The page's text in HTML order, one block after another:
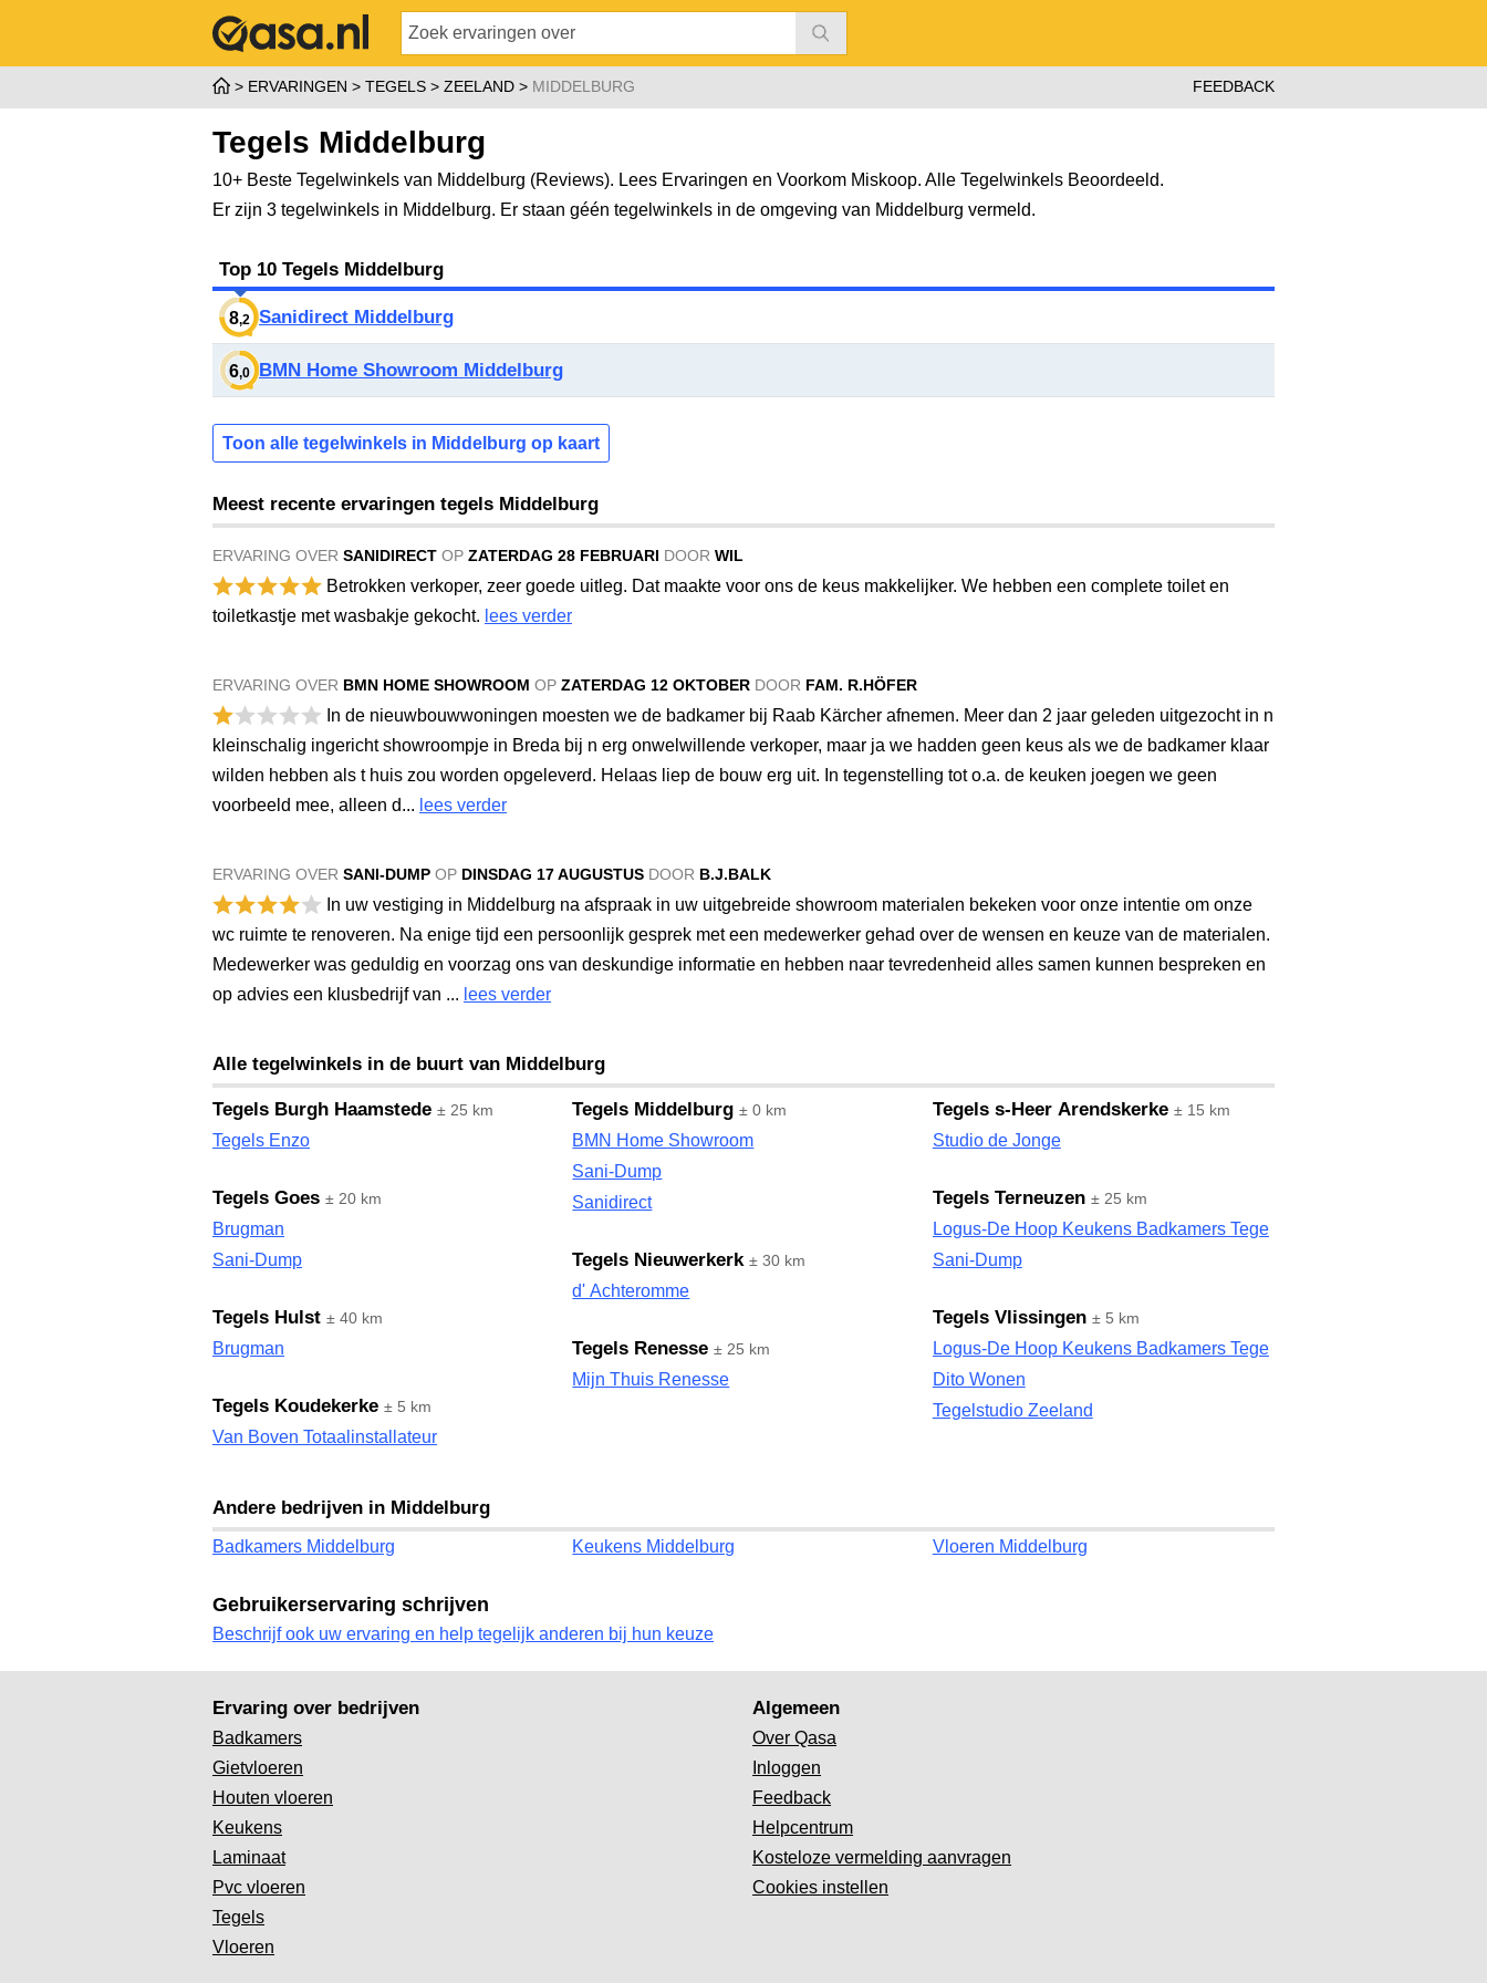
ERVARINGEN TEGELS ZEELAND MIDDELBURG FEEDBACK
Tegels Middelburg
10+ Beste Tegelwinkels van Middelburg (Reviews). Lees Ervaringen en Voorkom Miskoop. Alle Tegelwinkels Beoordeeld.
Er zijn 3 tegelwinkels in Middelburg. Er staan géén tegelwinkels in de omgeving van Middelburg vermeld.
Top 10 Tegels Middelburg
8,2 Sanidirect Middelburg
6,0 BMN Home Showroom Middelburg
Toon alle tegelwinkels in Middelburg op kaart
Meest recente ervaringen tegels Middelburg
ERVARING OVER SANIDIRECT OP ZATERDAG 28 FEBRUARI DOOR WIL
Betrokken verkoper, zeer goede uitleg. Dat maakte voor ons de keus makkelijker. We hebben een complete toilet en
toiletkastje met wasbakje gekocht. lees verder
ERVARING OVER BMN HOME SHOWROOM OP ZATERDAG 12 OKTOBER DOOR FAM. R.HÖFER
In de nieuwbouwwoningen moesten we de badkamer bij Raab Kärcher afnemen. Meer dan 2 jaar geleden uitgezocht in n
kleinschalig ingericht showroompje in Breda bij n erg onwelwillende verkoper, maar ja we hadden geen keus als we de badkamer klaar
wilden hebben als t huis zou worden opgeleverd. Helaas liep de bouw erg uit. In tegenstelling tot o.a. de keuken joegen we geen
voorbeeld mee, alleen d... lees verder
ERVARING OVER SANI-DUMP OP DINSDAG 17 AUGUSTUS DOOR B.J.BALK
In uw vestiging in Middelburg na afspraak in uw uitgebreide showroom materialen bekeken voor onze intentie om onze
wc ruimte te renoveren. Na enige tijd een persoonlijk gesprek met een medewerker gehad over de wensen en keuze van de materialen.
Medewerker was geduldig en voorzag ons van deskundige informatie en hebben naar tevredenheid alles samen kunnen bespreken en
op advies een klusbedrijf van ... lees verder
Alle tegelwinkels in de buurt van Middelburg
Tegels Burgh Haamstede ± 25 km
Tegels Enzo
Tegels Goes ± 20 km
Brugman
Sani-Dump
Tegels Hulst ± 40 km
Brugman
Tegels Koudekerke ± 5 km
Van Boven Totaalinstallateur
Tegels Middelburg ± 0 km
BMN Home Showroom
Sani-Dump
Sanidirect
Tegels Nieuwerkerk ± 30 km
d' Achteromme
Tegels Renesse ± 25 km
Mijn Thuis Renesse
Tegels s-Heer Arendskerke ± 15 km
Studio de Jonge
Tegels Terneuzen ± 25 km
Logus-De Hoop Keukens Badkamers Tegels
Sani-Dump
Tegels Vlissingen ± 5 km
Logus-De Hoop Keukens Badkamers Tegels
Dito Wonen
Tegelstudio Zeeland
Andere bedrijven in Middelburg
Badkamers Middelburg Keukens Middelburg Vloeren Middelburg
Gebruikerservaring schrijven
Beschrijf ook uw ervaring en help tegelijk anderen bij hun keuze
Ervaring over bedrijven
Badkamers
Gietvloeren
Houten vloeren
Keukens
Laminaat
Pvc vloeren
Tegels
Vloeren
Algemeen
Over Qasa
Inloggen
Feedback
Helpcentrum
Kosteloze vermelding aanvragen
Cookies instellen